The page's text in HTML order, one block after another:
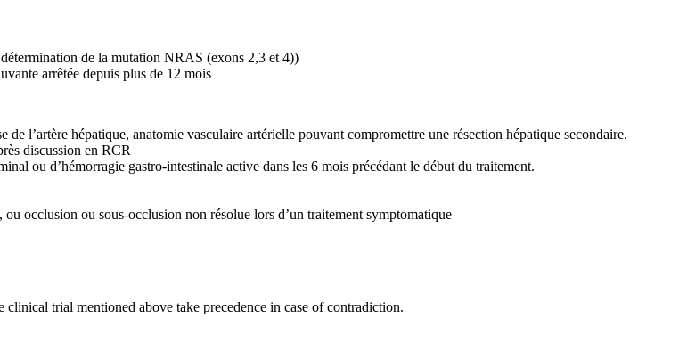
de la mutation NRAS (exons 2,3 et 4))
arrêtée depuis plus de 12 mois
l’artère hépatique, anatomie vasculaire artérielle pouvant compromettre une résection hépatique secondaire.
discussion en RCR
ou d’hémorragie gastro-intestinale active dans les 6 mois précédant le début du traitement.
occlusion ou sous-occlusion non résolue lors d’un traitement symptomatique
trial mentioned above take precedence in case of contradiction.